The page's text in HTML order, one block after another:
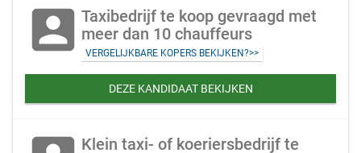
account_box Taxibedrijf te koop gevraagd met
meer dan 10 chauffeurs
VERGELIJKBARE KOPERS BEKIJKEN?>>
DEZE KANDIDAAT BEKIJKEN
Klein taxi- of koeriersbedrijf te